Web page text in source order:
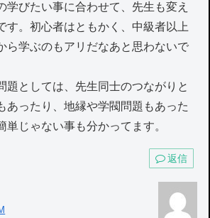
学びたい事に合わせて、先生も変え
す。初心者はともかく、中級者以上
ら学ぶのもアリだなあと思わないで
としては、先生同士のつながりと
あったり、地縁や学閥問題もあった
単じゃない事も分かってます。
返信